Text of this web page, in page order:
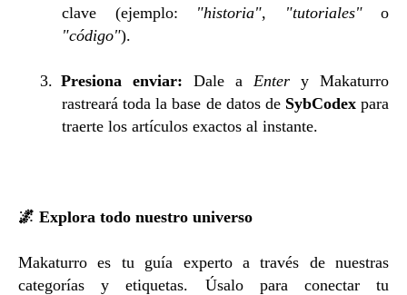
clave (ejemplo: "historia", "tutoriales"o
"código").
3. Presiona enviar: Dale a Enter y Makaturro
rastreará toda la base de datos de SybCodexpara
traerte los artículos exactos al instante.
🌌 Explora todo nuestro universo
Makaturro es tu guía experto a través de nuestras
categorías y etiquetas. Úsalo para conectar tu